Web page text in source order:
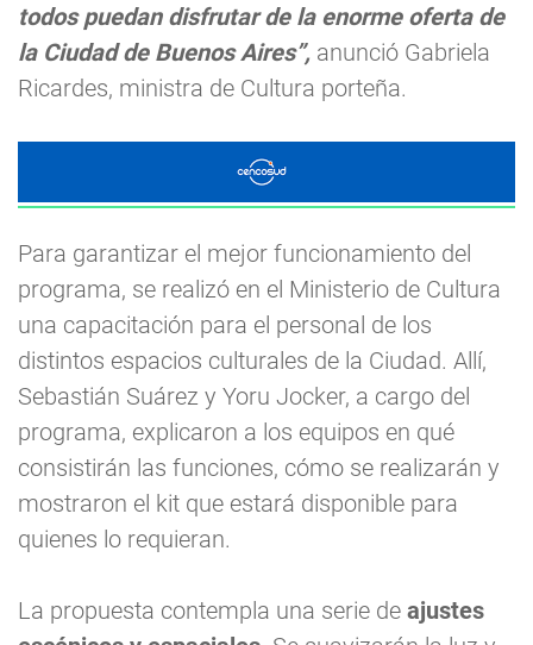
todos puedan disfrutar de la enorme oferta de
la Ciudad de Buenos Aires”, anunció Gabriela
Ricardes, ministra de Cultura porteña.
Para garantizar el mejor funcionamiento del
programa, se realizó en el Ministerio de Cultura
una capacitación para el personal de los
distintos espacios culturales de la Ciudad. Allí,
Sebastián Suárez y Yoru Jocker, a cargo del
programa, explicaron a los equipos en qué
consistirán las funciones, cómo se realizarán y
mostraron el kit que estará disponible para
quienes lo requieran.
La propuesta contempla una serie de ajustes